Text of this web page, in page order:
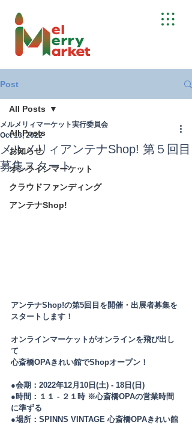
Post
All Posts
お知らせ
オンラインマーケット
クラウドファンディング
アンテナShop!
All Posts
メルメリィアンテナShop! 第５回目
募集スタート
メルメリィマーケット実行委員会
Oct 13, 2022
アンテナShop!の第5回目を開催・出展者募集を
スタートします！
オンラインマーケットがオンラインを飛び出し
て
心斎橋OPAきれい館でShopオープン！
●会期：2022年12月10日(土) - 18日(日)
●時間：１１ - ２１時 ※心斎橋OPAの営業時間
に準ずる
●場所：SPINNS VINTAGE 心斎橋OPAきれい館